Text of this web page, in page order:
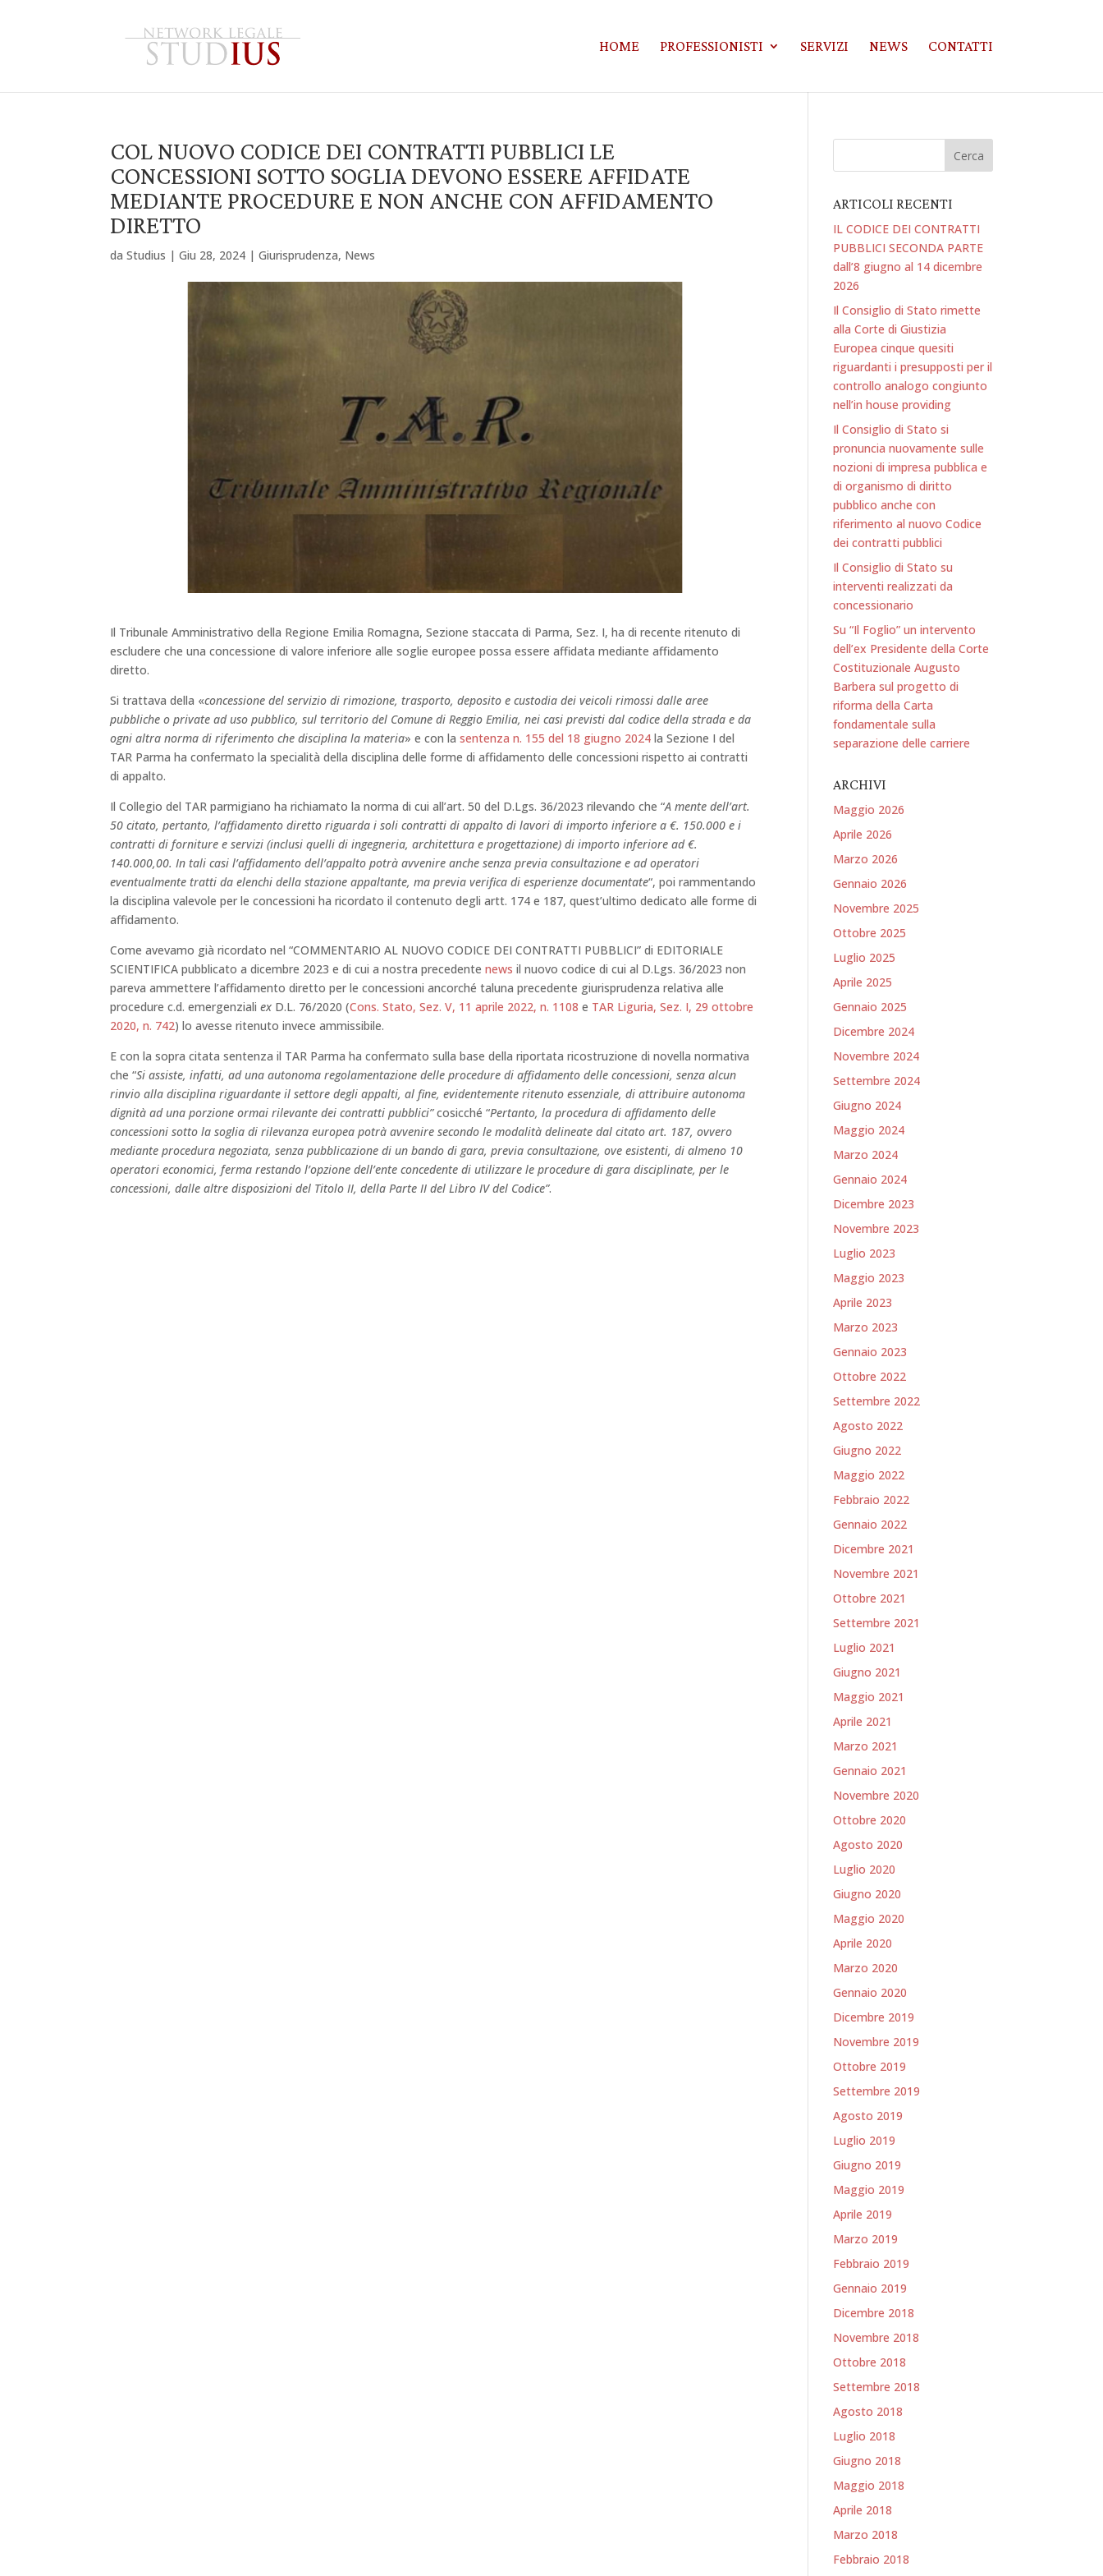
HOME PROFESSIONISTI SERVIZI NEWS CONTATTI
COL NUOVO CODICE DEI CONTRATTI PUBBLICI LE
CONCESSIONI SOTTO SOGLIA DEVONO ESSERE AFFIDATE
MEDIANTE PROCEDURE E NON ANCHE CON AFFIDAMENTO
DIRETTO
daStudius |Giu 28, 2024 |Giurisprudenza, News
Il Tribunale Amministrativo della Regione Emilia Romagna, Sezione staccata di Parma, Sez. I, ha di recente ritenuto di
escludere che una concessione di valore inferiore alle soglie europee possa essere affidata mediante affidamento
diretto.
Si trattava della «concessione del servizio di rimozione, trasporto, deposito e custodia dei veicoli rimossi dalle aree
pubbliche o private ad uso pubblico, sul territorio del Comune di Reggio Emilia, nei casi previsti dal codice della strada e da
ogni altra norma di riferimento che disciplina la materia» e con lasentenza n. 155 del 18 giugno 2024 la Sezione I del
TAR Parma ha confermato la specialità della disciplina delle forme di affidamento delle concessioni rispetto ai contratti
di appalto.
Il Collegio del TAR parmigiano ha richiamato la norma di cui all’art. 50 del D.Lgs. 36/2023 rilevando che “A mente dell’art.
50 citato, pertanto, l’affidamento diretto riguarda i soli contratti di appalto di lavori di importo inferiore a €. 150.000 e i
contratti di forniture e servizi (inclusi quelli di ingegneria, architettura e progettazione) di importo inferiore ad €.
140.000,00. In tali casi l’affidamento dell’appalto potrà avvenire anche senza previa consultazione e ad operatori
eventualmente tratti da elenchi della stazione appaltante, ma previa verifica di esperienze documentate“, poi rammentando
la disciplina valevole per le concessioni ha ricordato il contenuto degli artt. 174 e 187, quest’ultimo dedicato alle forme di
affidamento.
Come avevamo già ricordato nel “COMMENTARIO AL NUOVO CODICE DEI CONTRATTI PUBBLICI” di EDITORIALE
SCIENTIFICA pubblicato a dicembre 2023 e di cui a nostra precedentenews il nuovo codice di cui al D.Lgs. 36/2023 non
pareva ammettere l’affidamento diretto per le concessioni ancorché taluna precedente giurisprudenza relativa alle
procedure c.d. emergenzialiex D.L. 76/2020 (Cons. Stato, Sez. V, 11 aprile 2022, n. 1108 e TAR Liguria, Sez. I, 29 ottobre
2020, n. 742) lo avesse ritenuto invece ammissibile.
E con la sopra citata sentenza il TAR Parma ha confermato sulla base della riportata ricostruzione di novella normativa
che “Si assiste, infatti, ad una autonoma regolamentazione delle procedure di affidamento delle concessioni, senza alcun
rinvio alla disciplina riguardante il settore degli appalti, al fine, evidentemente ritenuto essenziale, di attribuire autonoma
dignità ad una porzione ormai rilevante dei contratti pubblici”cosicché “Pertanto, la procedura di affidamento delle
concessioni sotto la soglia di rilevanza europea potrà avvenire secondo le modalità delineate dal citato art. 187, ovvero
mediante procedura negoziata, senza pubblicazione di un bando di gara, previa consultazione, ove esistenti, di almeno 10
operatori economici, ferma restando l’opzione dell’ente concedente di utilizzare le procedure di gara disciplinate, per le
concessioni, dalle altre disposizioni del Titolo II, della Parte II del Libro IV del Codice”.
ARTICOLI RECENTI
IL CODICE DEI CONTRATTI
PUBBLICI SECONDA PARTE
dall’8 giugno al 14 dicembre
2026
Il Consiglio di Stato rimette
alla Corte di Giustizia
Europea cinque quesiti
riguardanti i presupposti per il
controllo analogo congiunto
nell’in house providing
Il Consiglio di Stato si
pronuncia nuovamente sulle
nozioni di impresa pubblica e
di organismo di diritto
pubblico anche con
riferimento al nuovo Codice
dei contratti pubblici
Il Consiglio di Stato su
interventi realizzati da
concessionario
Su “Il Foglio” un intervento
dell’ex Presidente della Corte
Costituzionale Augusto
Barbera sul progetto di
riforma della Carta
fondamentale sulla
separazione delle carriere
ARCHIVI
Maggio 2026
Aprile 2026
Marzo 2026
Gennaio 2026
Novembre 2025
Ottobre 2025
Luglio 2025
Aprile 2025
Gennaio 2025
Dicembre 2024
Novembre 2024
Settembre 2024
Giugno 2024
Maggio 2024
Marzo 2024
Gennaio 2024
Dicembre 2023
Novembre 2023
Luglio 2023
Maggio 2023
Aprile 2023
Marzo 2023
Gennaio 2023
Ottobre 2022
Settembre 2022
Agosto 2022
Giugno 2022
Maggio 2022
Febbraio 2022
Gennaio 2022
Dicembre 2021
Novembre 2021
Ottobre 2021
Settembre 2021
Luglio 2021
Giugno 2021
Maggio 2021
Aprile 2021
Marzo 2021
Gennaio 2021
Novembre 2020
Ottobre 2020
Agosto 2020
Luglio 2020
Giugno 2020
Maggio 2020
Aprile 2020
Marzo 2020
Gennaio 2020
Dicembre 2019
Novembre 2019
Ottobre 2019
Settembre 2019
Agosto 2019
Luglio 2019
Giugno 2019
Maggio 2019
Aprile 2019
Marzo 2019
Febbraio 2019
Gennaio 2019
Dicembre 2018
Novembre 2018
Ottobre 2018
Settembre 2018
Agosto 2018
Luglio 2018
Giugno 2018
Maggio 2018
Aprile 2018
Marzo 2018
Febbraio 2018